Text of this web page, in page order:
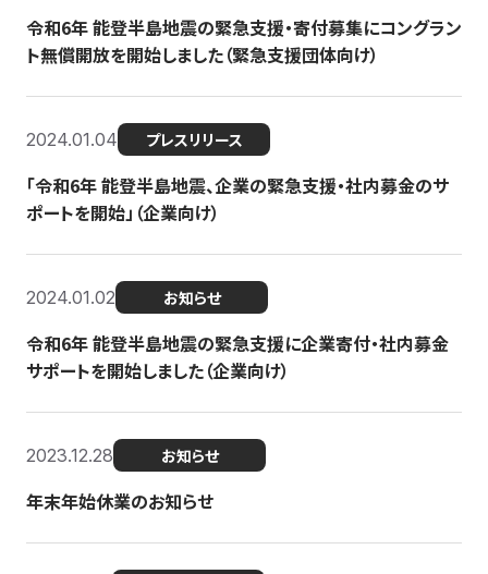
令和6年 能登半島地震の緊急支援・寄付募集にコングラン
ト無償開放を開始しました（緊急支援団体向け）
2024.01.04 プレスリリース
「令和6年 能登半島地震、企業の緊急支援・社内募金のサ
ポートを開始」（企業向け）
2024.01.02 お知らせ
令和6年 能登半島地震の緊急支援に企業寄付・社内募金
サポートを開始しました（企業向け）
2023.12.28 お知らせ
年末年始休業のお知らせ